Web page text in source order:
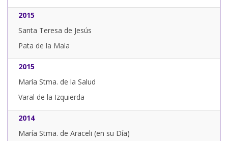
2015
Santa Teresa de Jesús
Pata de la Mala
2015
María Stma. de la Salud
Varal de la Izquierda
2014
María Stma. de Araceli (en su Día)